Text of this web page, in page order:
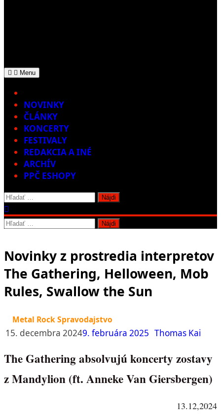
Menu
NOVINKY
ČLÁNKY
KONCERTY
FESTIVALY
REDAKCIA A INÉ
ARCHÍV
PPČ ESHOPY
Hľadať:
Hľadať:
Novinky z prostredia interpretov
The Gathering, Helloween, Mob
Rules, Swallow the Sun
Metal Rock Spravodajstvo
15. decembra 20249. februára 2025 Thomas Kai
The Gathering absolvujú koncerty zostavy
z Mandylion (ft. Anneke Van Giersbergen)
13.12,2024